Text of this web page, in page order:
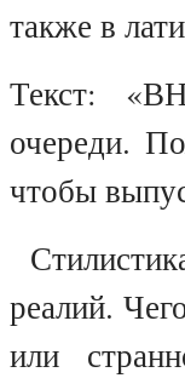
также в
Текст: «
очереди.
чтобы
реалий.
или